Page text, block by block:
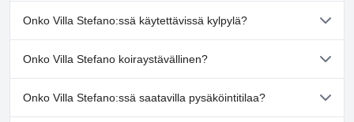
Ei, Villa Stefano ei ole uima-allasta.
Onko Villa Stefano:ssä käytettävissä kylpylä?
Ei, Villa Stefano ei tarjoa kylpylää.
Onko Villa Stefano koiraystävällinen?
Ei, Villa Stefano ei salli koiria.
Onko Villa Stefano:ssä saatavilla pysäköintitilaa?